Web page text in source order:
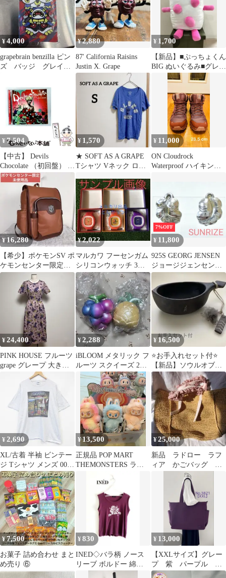
¥4,000
grapebrain benzilla ピン
ズ バッジ グレイプ
¥2,880
87' California Raisins
Justin X. Grape
¥ 1,700
【新品】■ぷっちょくん
BIG ぬいぐるみ■グレー
¥ 7,504
【中古】 Devils
Chocolate （初回盤） /
LOUD GRAPE /
¥ 1,570
★ SOFT AS A GRAPE
Tシャツ Vネック ロゴ
¥ 11,000
ON Cloudrock
Waterproof ハイキング
¥16,280
【希少】ポケモンSV ポ
ケモンセンター限定
主人公のリュック グレ
ープアカデミー
¥2,022
マルカワ フーセンガム
シリコンウォッチ 3種
セット
7%OFF
¥ 11,800
925S GEORG JENSEN
ジョージジェンセン
50B ムーンライトグレ
ープリーフ イヤリング
【K1253】
¥24,400
PINK HOUSE フルーツ
grape グレープ 大きい
サイズ 日本製 10
¥2,288
iBLOOM メタリック フ
ルーツ スクイーズ 2点
セット ぶどう パイナッ
プル
¥16,500
⭐️お手入れセット付⭐️
【新品】ソウルオブシ
ベリア #9 No.5400
¥2,690
XL/古着 半袖 ビンテー
ジ Tシャツ メンズ 00年
代 00s グレープフェス
大きいサイズ クルーネ
ック グレー 霜降り
26jul22
¥13,500
正規品 POP MART
THEMONSTERS ラブ
ブ LABUBUまとめ売り
¥25,000
新品 ラドロー ラフ
ィア かごバッグ ト
ートバッググレープハ
ンドル ピンク
¥7,500
お菓子 詰め合わせ まと
め売り ⑥
¥830
INED◇バラ柄 ノース
リーブ ボルドー 綿
100% 17号 3L 大きいサ
¥ 13,000
【XXLサイズ】グレー
プ 紫 パープル
〈底板付き〉A3サイズ